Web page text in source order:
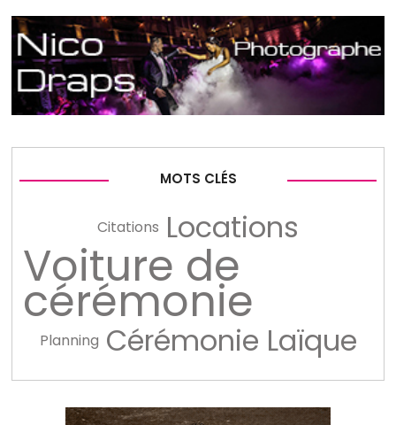
MOTS CLÉS
Citations Locations
Voiture de
cérémonie
Planning Cérémonie Laïque